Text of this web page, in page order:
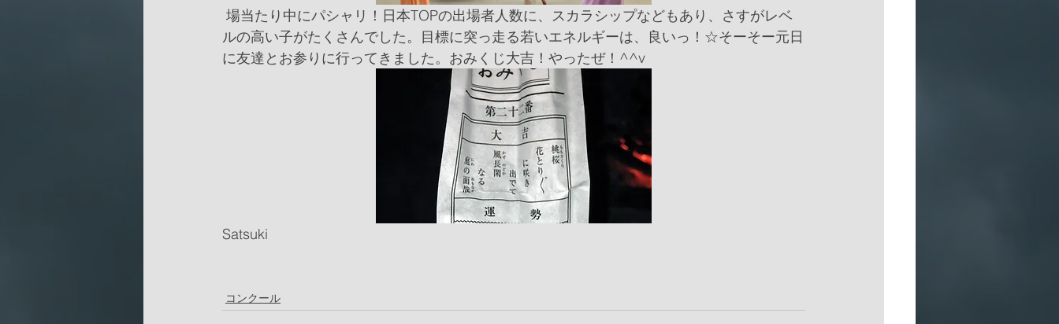
ルの高い子がたくさんでした。目標に突っ走る若いエネルギーは、良いっ！☆そーそー元日
に友達とお参りに行ってきました。おみくじ大吉！やったぜ！^^v
Satsuki
コンクール